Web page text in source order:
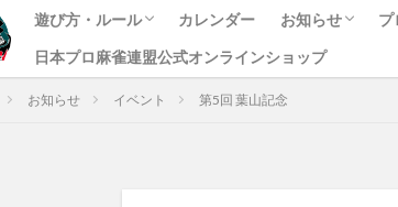
遊び方・ルール
龍龍のプレイ方法
ルール
課金方法
カレンダー お知らせ
イベント
ニュース
すべて
プ
日本プロ麻雀連盟公式オンラインショップ
お知らせ イベント 第5回 葉山記念